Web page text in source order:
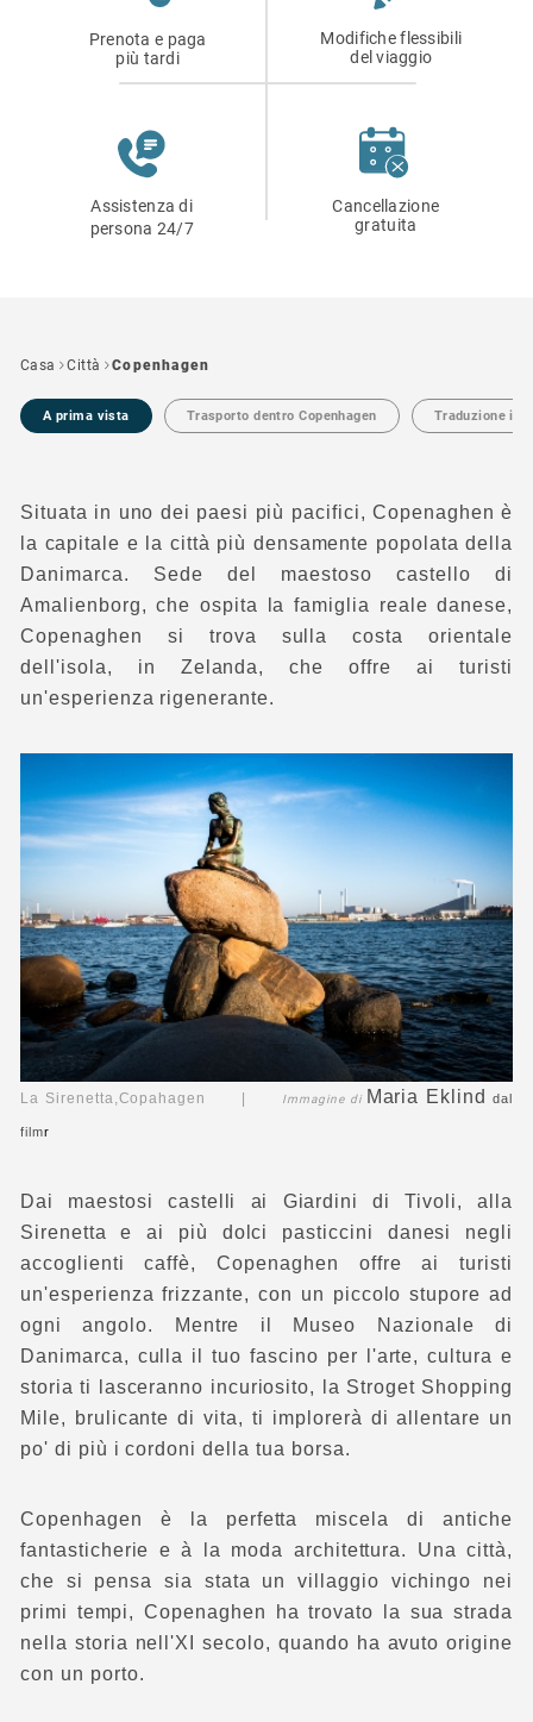
Prenota e paga
più tardi
Modifiche flessibili
del viaggio
Cancellazione
gratuita
Assistenza di
persona 24/7
Casa Città Copenhagen
A prima vista Trasporto dentro Copenhagen Traduzione in
Situata in uno dei paesi più pacifici, Copenaghen è
la capitale e la città più densamente popolata della
Danimarca. Sede del maestoso castello di
Amalienborg, che ospita la famiglia reale danese,
Copenaghen si trova sulla costa orientale
dell'isola, in Zelanda, che offre ai turisti
un'esperienza rigenerante.
La Sirenetta,Copahagen | Immagine di Maria Eklind dal
filmr
Dai maestosi castelli ai Giardini di Tivoli, alla
Sirenetta e ai più dolci pasticcini danesi negli
accoglienti caffè, Copenaghen offre ai turisti
un'esperienza frizzante, con un piccolo stupore ad
ogni angolo. Mentre il Museo Nazionale di
Danimarca, culla il tuo fascino per l'arte, cultura e
storia ti lasceranno incuriosito, la Stroget Shopping
Mile, brulicante di vita, ti implorerà di allentare un
po' di più i cordoni della tua borsa.
Copenhagen è la perfetta miscela di antiche
fantasticherie e à la moda architettura. Una città,
che si pensa sia stata un villaggio vichingo nei
primi tempi, Copenaghen ha trovato la sua strada
nella storia nell'XI secolo, quando ha avuto origine
con un porto.